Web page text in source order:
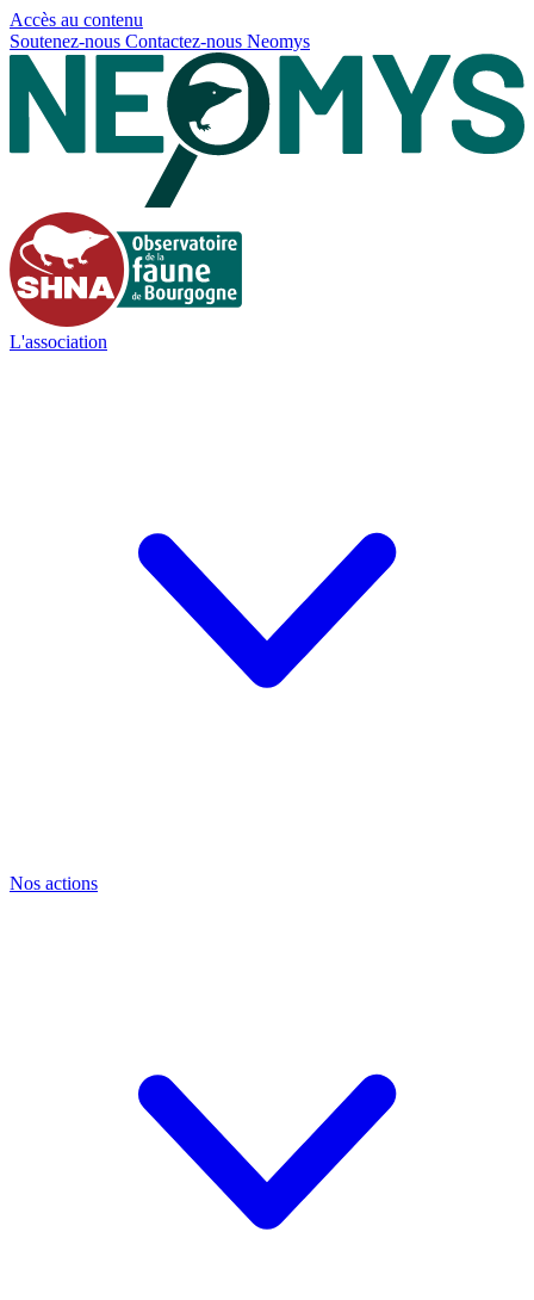
Accès au contenu
Soutenez-nous Contactez-nous Neomys
L'association
Nos actions
Panneau de gestion des cookies